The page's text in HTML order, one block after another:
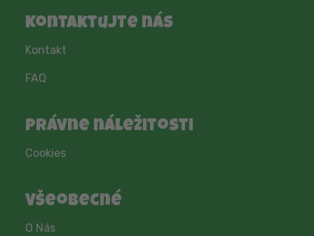
Kontaktujte nás
Kontakt
FAQ
Právne náležitosti
Cookies
Všeobecné
O Nás